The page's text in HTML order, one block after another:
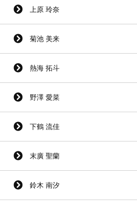
上原 玲奈
菊池 美来
熱海 拓斗
野澤 愛菜
下鶴 流佳
末廣 聖蘭
鈴木 南汐